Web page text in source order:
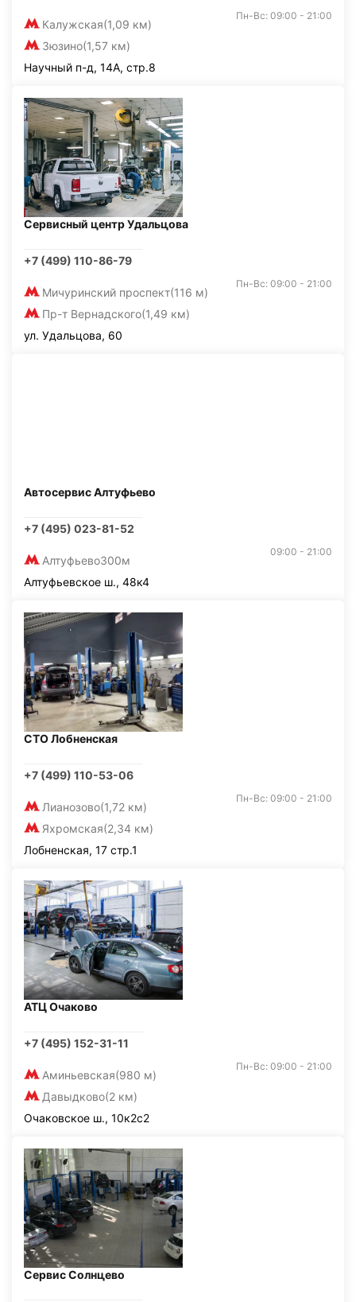
Калужская(1,09 км)
Зюзино(1,57 км)
Пн-Вс: 09:00 - 21:00
Научный п-д, 14А, стр.8
Сервисный центр Удальцова
+7 (499) 110-86-79
Мичуринский проспект(116 м)
Пр-т Вернадского(1,49 км)
Пн-Вс: 09:00 - 21:00
ул. Удальцова, 60
Автосервис Алтуфьево
+7 (495) 023-81-52
Алтуфьево300м
09:00 - 21:00
Алтуфьевское ш., 48к4
СТО Лобненская
+7 (499) 110-53-06
Лианозово(1,72 км)
Яхромская(2,34 км)
Пн-Вс: 09:00 - 21:00
Лобненская, 17 стр.1
АТЦ Очаково
+7 (495) 152-31-11
Аминьевская(980 м)
Давыдково(2 км)
Пн-Вс: 09:00 - 21:00
Очаковское ш., 10к2с2
Сервис Солнцево